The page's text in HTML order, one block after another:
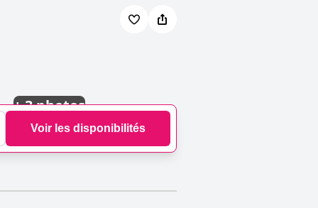
+3 photos
Voir les disponibilités